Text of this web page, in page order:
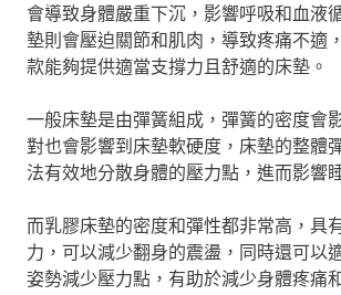
會導致身體嚴重下沉，影響呼吸和血液
墊則會壓迫關節和肌肉，導致疼痛不適
款能夠提供適當支撐力且舒適的床墊。
一般床墊是由彈簧組成，彈簧的密度會
對也會影響到床墊軟硬度，床墊的整體
法有效地分散身體的壓力點，進而影響
而乳膠床墊的密度和彈性都非常高，具
力，可以減少翻身的震盪，同時還可以
姿勢減少壓力點，有助於減少身體疼痛